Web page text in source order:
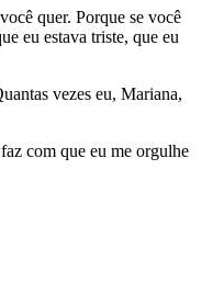
quer. Porque se você
eu estava triste, que eu
vezes eu, Mariana,
com que eu me orgulhe